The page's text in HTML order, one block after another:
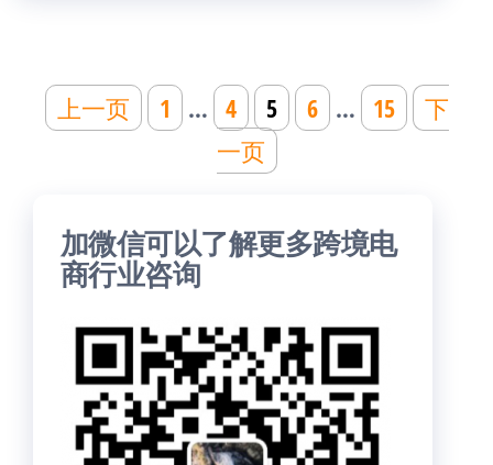
文
章
上一页 1 … 4 5 6 … 15
下
一页
加微信可以了解更多跨境电
商行业咨询